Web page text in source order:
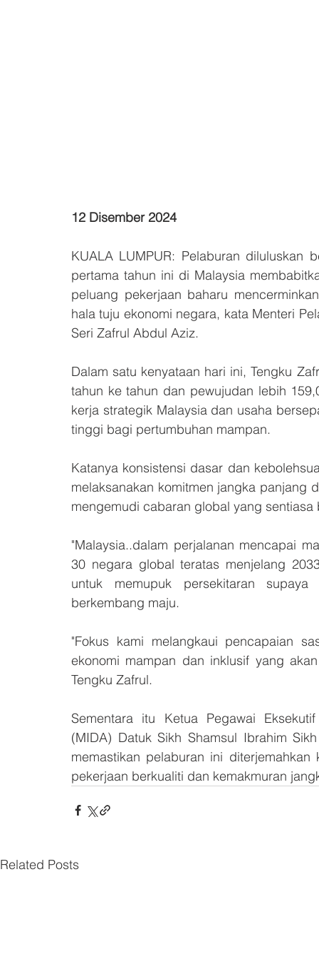
12 Disember 2024
KUALA LUMPUR: Pelaburan diluluskan
pertama tahun ini di Malaysia
peluang pekerjaan baharu
hala tuju ekonomi negara, kata Menteri
Seri Zafrul Abdul Aziz.
Dalam satu kenyataan hari ini, Tengku
tahun ke tahun dan pewujudan lebih
kerja strategik Malaysia dan usaha
tinggi bagi pertumbuhan mampan.
Katanya konsistensi dasar dan
melaksanakan komitmen jangka panjang
mengemudi cabaran global yang sentiasa
"Malaysia..dalam perjalanan mencapai
30 negara global teratas menjelang
untuk memupuk persekitaran
berkembang maju.
"Fokus kami melangkaui pencapaian
ekonomi mampan dan inklusif yang
Tengku Zafrul.
Sementara itu Ketua Pegawai
(MIDA) Datuk Sikh Shamsul Ibrahim
memastikan pelaburan ini
pekerjaan berkualiti dan kemakmuran
Related Posts